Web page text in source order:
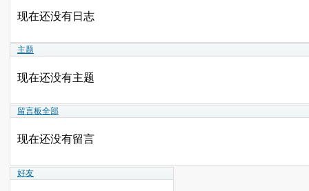
现在还没有日志
主题
现在还没有主题
留言板全部
现在还没有留言
好友